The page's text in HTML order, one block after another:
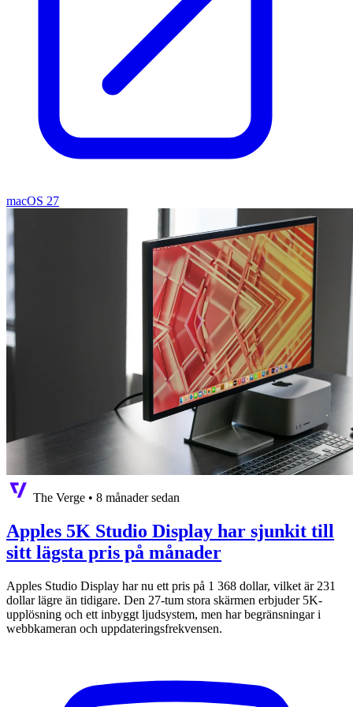
macOS 27
The Verge • 8 månader sedan
Apples 5K Studio Display har sjunkit till
sitt lägsta pris på månader
Apples Studio Display har nu ett pris på 1 368 dollar, vilket är 231
dollar lägre än tidigare. Den 27-tum stora skärmen erbjuder 5K-
upplösning och ett inbyggt ljudsystem, men har begränsningar i
webbkameran och uppdateringsfrekvensen.